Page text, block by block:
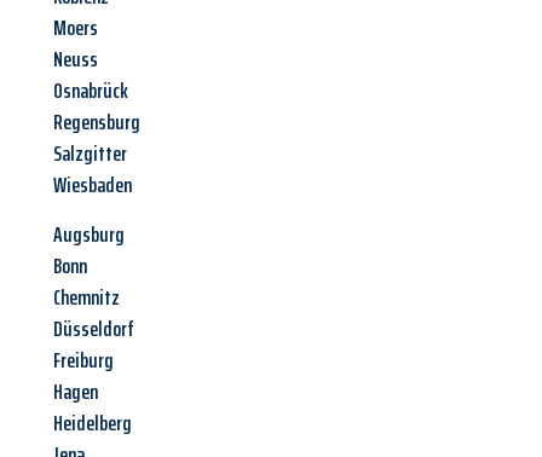
Moers
Neuss
Osnabrück
Regensburg
Salzgitter
Wiesbaden
Augsburg
Bonn
Chemnitz
Düsseldorf
Freiburg
Hagen
Heidelberg